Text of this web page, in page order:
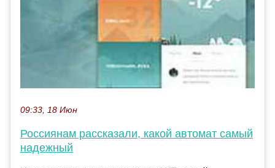
09:33, 18 Июн
Россиянам рассказали, какой автомат самый
надежный